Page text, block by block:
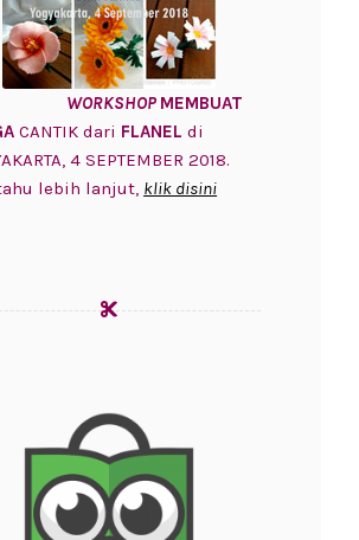
WORKSHOP MEMBUAT
CANTIK dari FLANEL di
4 SEPTEMBER 2018.
lebih lanjut, klik disini